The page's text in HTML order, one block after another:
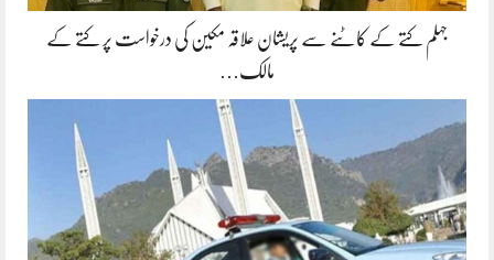
جہلم کتے کے کاٹنے سے پریشان علاقہ مکین کی درخواست پر کتے کے
مالک…